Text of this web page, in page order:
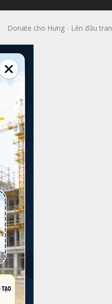
Donate cho Hưng - Lên đầu